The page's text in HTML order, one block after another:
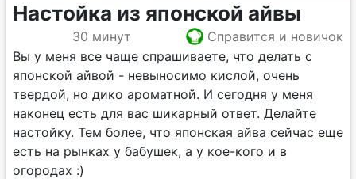
Настойка из японской айвы
30 минут
Справится и новичок
Вы у меня все чаще спрашиваете, что делать с
японской айвой - невыносимо кислой, очень
твердой, но дико ароматной. И сегодня у меня
наконец есть для вас шикарный ответ. Делайте
настойку. Тем более, что японская айва сейчас еще
есть на рынках у бабушек, а у кое-кого и в
огородах :)